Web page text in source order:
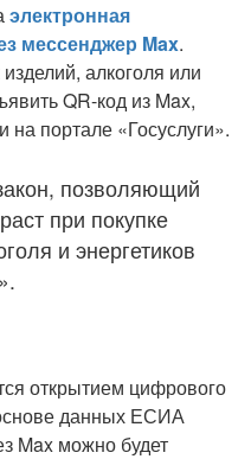
электронная
мессенджер Max.
алкоголя или
QR-код из Max,
на портале «Госуслуги».
позволяющий
при покупке
и энергетиков
открытием цифрового
данных ЕСИА
Max можно будет